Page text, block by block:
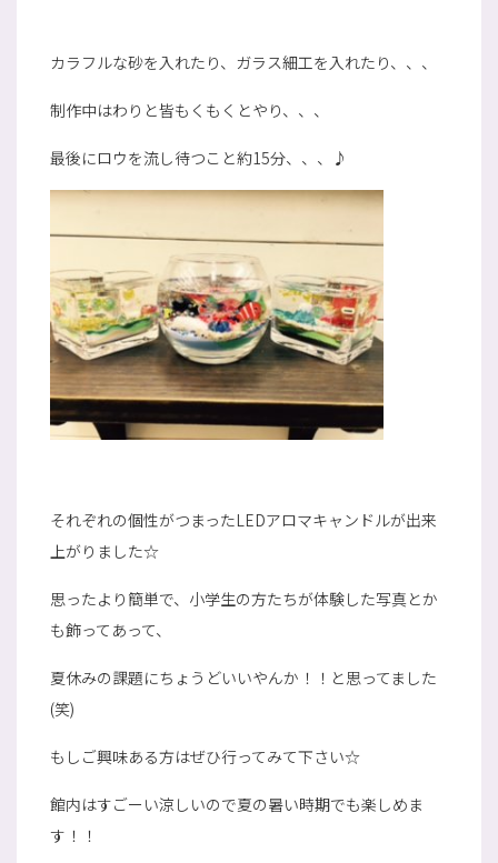
カラフルな砂を入れたり、ガラス細工を入れたり、、、
制作中はわりと皆もくもくとやり、、、
最後にロウを流し待つこと約15分、、、♪
それぞれの個性がつまったLEDアロマキャンドルが出来
上がりました☆
思ったより簡単で、小学生の方たちが体験した写真とか
も飾ってあって、
夏休みの課題にちょうどいいやんか！！と思ってました
(笑)
もしご興味ある方はぜひ行ってみて下さい☆
館内はすごーい涼しいので夏の暑い時期でも楽しめま
す！！